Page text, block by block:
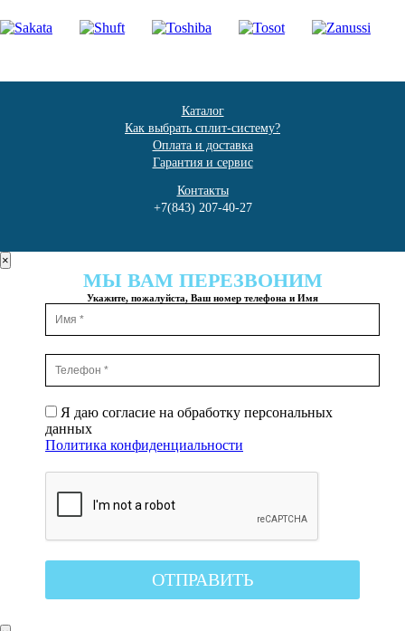
Каталог
Как выбрать сплит-систему?
Оплата и доставка
Гарантия и сервис
Контакты
+7(843) 207-40-27
×
МЫ ВАМ ПЕРЕЗВОНИМ
Укажите, пожалуйста, Ваш номер телефона и Имя
Я даю согласие на обработку персональных
данных
Политика конфиденциальности